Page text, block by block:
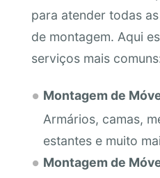
para atender todas
de montagem. Aqui
serviços mais
Montagem de
Armários, camas,
estantes e muito
Montagem de